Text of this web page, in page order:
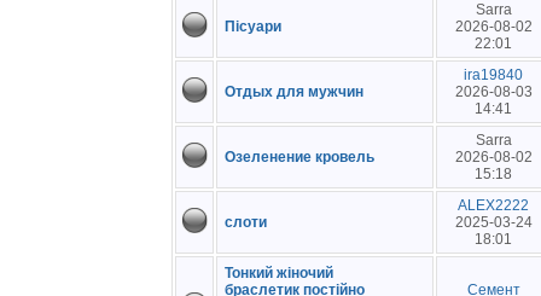
Пісуари
Sarra
2026-08-02
22:01
Отдых для мужчин
ira19840
2026-08-03
14:41
Озеленение кровель
Sarra
2026-08-02
15:18
слоти
ALEX2222
2025-03-24
18:01
Тонкий жіночий
браслетик постійно
Семент